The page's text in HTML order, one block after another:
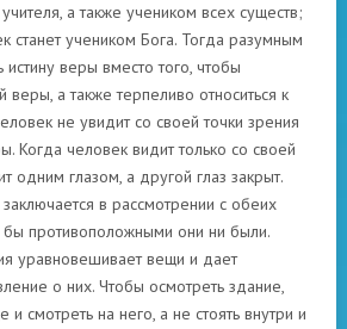
а также учеником всех существ;
станет учеником Бога. Тогда разумным
веры вместо того, чтобы
веры, а также терпеливо относиться к
не увидит со своей точки зрения
Когда человек видит только со своей
одним глазом, а другой глаз закрыт.
в рассмотрении с обеих
бы противоположными они ни были.
уравновешивает вещи и дает
о них. Чтобы осмотреть здание,
и смотреть на него, а не стоять внутри и